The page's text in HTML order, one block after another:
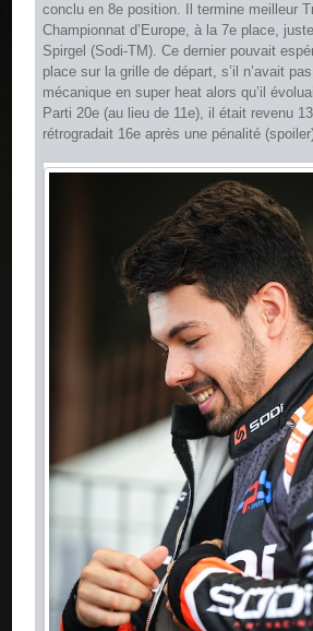
conclu en 8e position. Il termine meilleur
Championnat d’Europe, à la 7e place,
Spirgel (Sodi-TM). Ce dernier pouvait
place sur la grille de départ, s’il n’avait
mécanique en super heat alors qu’il
Parti 20e (au lieu de 11e), il était revenu
rétrogradait 16e après une pénalité